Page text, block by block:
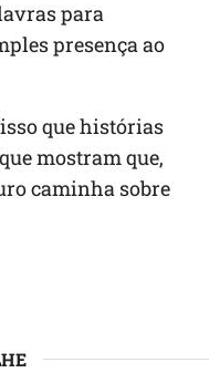
para
presença ao
que histórias
mostram que,
caminha sobre